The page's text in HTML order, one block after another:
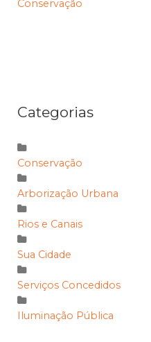
Conservação
Categorias
Conservação
Arborização Urbana
Rios e Canais
Sua Cidade
Serviços Concedidos
Iluminação Pública